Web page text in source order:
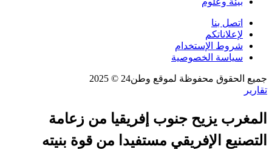
اتصل بنا
لإعلاناتكم
شروط الإستخدام
سياسة الخصوصية
جميع الحقوق محفوظة لموقع وطن24 © 2025
تقارير
المغرب يزيح جنوب إفريقيا من زعامة
التصنيع الإفريقي مستفيدا من قوة بنيته